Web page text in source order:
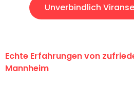
Unverbindlich
Echte Erfahrungen von
Mannheim